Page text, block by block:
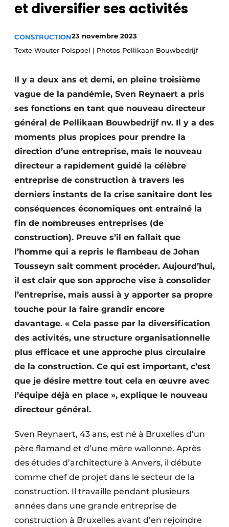
Termes et conditions
Construction bois
Contrôle d’accès
Éclairage
Fondations
Façades
Géotextiles
Infrastructures souterraines et égouttage
Protection solaire
Rénovation
Sécurité incendie
Software
Techniques ferroviaires
Travaux ferroviaires
et diversifier ses activités
CONSTRUCTION23 novembre 2023
Texte Wouter Polspoel | Photos Pellikaan Bouwbedrijf
Il y a deux ans et demi, en pleine troisième
vague de la pandémie, Sven Reynaert a pris
ses fonctions en tant que nouveau directeur
général de Pellikaan Bouwbedrijf nv. Il y a des
moments plus propices pour prendre la
direction d’une entreprise, mais le nouveau
directeur a rapidement guidé la célèbre
entreprise de construction à travers les
derniers instants de la crise sanitaire dont les
conséquences économiques ont entraîné la
fin de nombreuses entreprises (de
construction). Preuve s’il en fallait que
l’homme qui a repris le flambeau de Johan
Tousseyn sait comment procéder. Aujourd’hui,
il est clair que son approche vise à consolider
l’entreprise, mais aussi à y apporter sa propre
touche pour la faire grandir encore
davantage. « Cela passe par la diversification
des activités, une structure organisationnelle
plus efficace et une approche plus circulaire
de la construction. Ce qui est important, c’est
que je désire mettre tout cela en œuvre avec
l’équipe déjà en place », explique le nouveau
directeur général.
Sven Reynaert, 43 ans, est né à Bruxelles d’un
père flamand et d’une mère wallonne. Après
des études d’architecture à Anvers, il débute
comme chef de projet dans le secteur de la
construction. Il travaille pendant plusieurs
années dans une grande entreprise de
construction à Bruxelles avant d’en rejoindre